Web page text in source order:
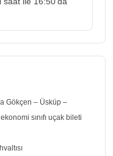
Gökçen – Üsküp –
sınıfı uçak bileti